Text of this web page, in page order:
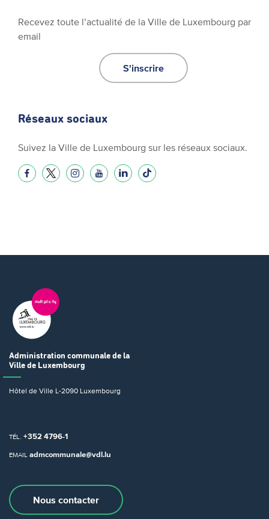
Recevez toute l’actualité de la Ville de Luxembourg par
email
S'inscrire
Réseaux sociaux
Suivez la Ville de Luxembourg sur les réseaux sociaux.
Administration communale de la
Ville de Luxembourg
Hôtel de Ville L-2090 Luxembourg
TÉL. +352 4796-1
EMAIL admcommunale@vdl.lu
Nous contacter